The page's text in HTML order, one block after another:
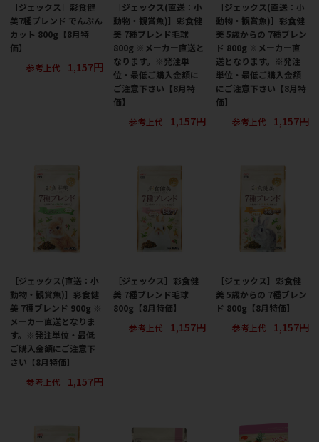
［ジェックス］彩食健
美7種ブレンド でんぷん
カット 800g【8月特
価】
参考上代
1,157円
［ジェックス(直送：小
動物・観賞魚)］彩食健
美 7種ブレンド毛球
800g ※メーカー直送と
なります。※発注単
位・最低ご購入金額に
ご注意下さい【8月特
価】
参考上代
1,157円
［ジェックス(直送：小
動物・観賞魚)］彩食健
美 5歳からの 7種ブレン
ド 800g ※メーカー直
送となります。※発注
単位・最低ご購入金額
にご注意下さい【8月特
価】
参考上代
1,157円
［ジェックス(直送：小
動物・観賞魚)］彩食健
美 7種ブレンド 900g ※
メーカー直送となりま
す。※発注単位・最低
ご購入金額にご注意下
さい【8月特価】
参考上代
1,157円
［ジェックス］彩食健
美 7種ブレンド毛球
800g【8月特価】
参考上代
1,157円
［ジェックス］彩食健
美 5歳からの 7種ブレン
ド 800g【8月特価】
参考上代
1,157円